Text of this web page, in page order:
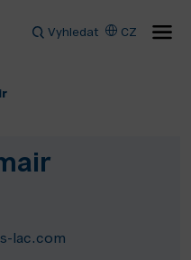
Vyhledat CZ
lac.com